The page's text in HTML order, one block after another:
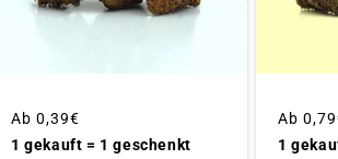
Üblicher
Preis
Ab 0,39€
1 gekauft = 1 geschenkt
Preis
Ab
1